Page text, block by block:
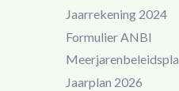
Jaarrekening 2024
Formulier ANBI
Jaarplan 2026